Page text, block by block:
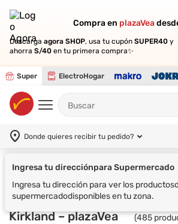
Compra en plazaVea
Descarga agora SHOP, usa tu cupón SUPER40 y
ahorra S/40 en tu primera compra✨
Super ElectroHogar
Compra en plazaVea
Descarga agora SHOP, usa tu cupón SUPER40 y
ahorra S/40 en tu primera compra✨
Donde quieres recibir tu pedido?
Supermercado
Kirkland – plazaVea (485